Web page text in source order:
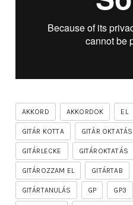
AKKORD AKKORDOK EL
GITÁR KOTTA GITÁR OKTATÁS
GITÁRLECKE GITÁROKTATÁS
GITÁROZZAM EL GITÁRTAB
GITÁRTANULÁS GP GP3